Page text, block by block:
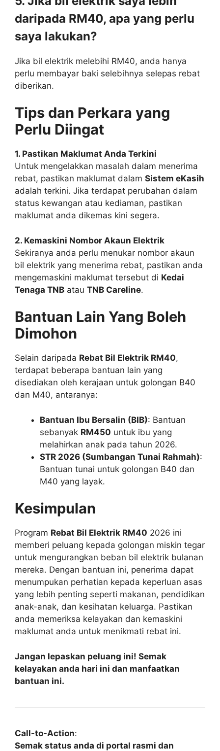
daripada RM40, apa yang perlu
saya lakukan?
Jika bil elektrik melebihi RM40, anda hanya
perlu membayar baki selebihnya selepas rebat
diberikan.
Tips dan Perkara yang
Perlu Diingat
1. Pastikan Maklumat Anda Terkini
Untuk mengelakkan masalah dalam menerima
rebat, pastikan maklumat dalam Sistem eKasih
adalah terkini. Jika terdapat perubahan dalam
status kewangan atau kediaman, pastikan
maklumat anda dikemas kini segera.
2. Kemaskini Nombor Akaun Elektrik
Sekiranya anda perlu menukar nombor akaun
bil elektrik yang menerima rebat, pastikan anda
mengemaskini maklumat tersebut di Kedai
Tenaga TNB atau TNB Careline.
Bantuan Lain Yang Boleh
Dimohon
Selain daripada Rebat Bil Elektrik RM40,
terdapat beberapa bantuan lain yang
disediakan oleh kerajaan untuk golongan B40
dan M40, antaranya:
Bantuan Ibu Bersalin (BIB): Bantuan
sebanyak RM450 untuk ibu yang
melahirkan anak pada tahun 2026.
STR 2026 (Sumbangan Tunai Rahmah):
Bantuan tunai untuk golongan B40 dan
M40 yang layak.
Kesimpulan
Program Rebat Bil Elektrik RM40 2026 ini
memberi peluang kepada golongan miskin tegar
untuk mengurangkan beban bil elektrik bulanan
mereka. Dengan bantuan ini, penerima dapat
menumpukan perhatian kepada keperluan asas
yang lebih penting seperti makanan, pendidikan
anak-anak, dan kesihatan keluarga. Pastikan
anda memeriksa kelayakan dan kemaskini
maklumat anda untuk menikmati rebat ini.
Jangan lepaskan peluang ini! Semak
kelayakan anda hari ini dan manfaatkan
bantuan ini.
Call-to-Action:
Semak status anda di portal rasmi dan